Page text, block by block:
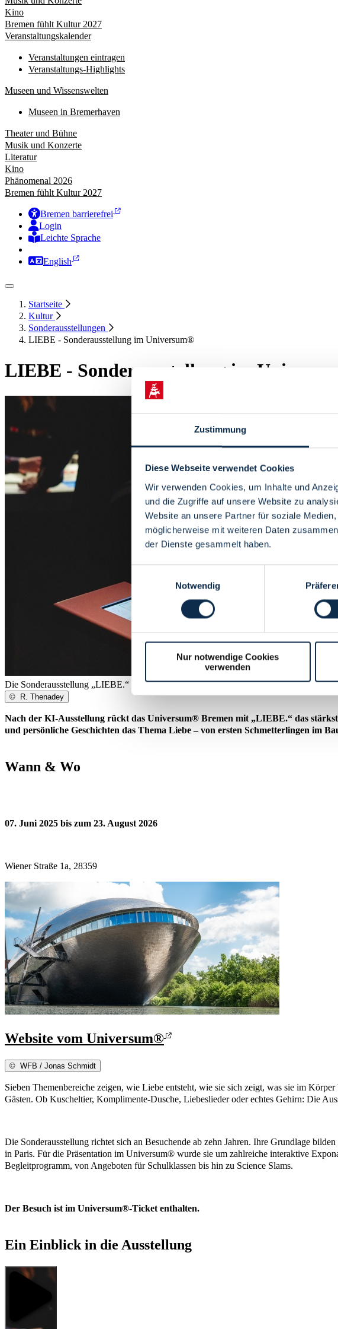
Zustimmung
Diese Webseite verwendet Cookies
Wir verwenden Cookies, um Inhalte und
und die Zugriffe auf unsere Website zu
Website an unsere Partner für soziale
möglicherweise mit weiteren Daten
der Dienste gesammelt haben.
Notwendig
Nur notwendige Cookies
verwenden
Kino
Bremen fühlt Kultur 2027
Veranstaltungskalender
Veranstaltungen eintragen
Veranstaltungs-Highlights
Museen und Wissenswelten
Museen in Bremerhaven
Theater und Bühne
Musik und Konzerte
Literatur
Kino
Phänomenal 2026
Bremen fühlt Kultur 2027
Bremen barrierefrei
Login
Leichte Sprache
English
Startseite
Kultur
Sonderausstellungen
LIEBE - Sonderausstellung im Universum®
LIEBE - Sonderausstellung im
Die Sonderausstellung „LIEBE.“ geht bis zum 23. August 2026 im Universum®
© R. Thenadey
Nach der KI-Ausstellung rückt das Universum® Bremen mit „LIEBE.“ das
und persönliche Geschichten das Thema Liebe – von ersten Schmetterlingen im
Wann & Wo
07. Juni 2025 bis zum 23. August 2026
Wiener Straße 1a, 28359
Website vom Universum®
© WFB / Jonas Schmidt
Sieben Themenbereiche zeigen, wie Liebe entsteht, wie sie sich zeigt, was sie im
Gästen. Ob Kuscheltier, Komplimente-Dusche, Liebeslieder oder echtes Gehirn: Die
Die Sonderausstellung richtet sich an Besuchende ab zehn Jahren. Ihre Grundlage
in Paris. Für die Präsentation im Universum® wurde sie um zahlreiche interaktive
Begleitprogramm, von Angeboten für Schulklassen bis hin zu Science Slams.
Der Besuch ist im Universum®-Ticket enthalten.
Ein Einblick in die Ausstellung